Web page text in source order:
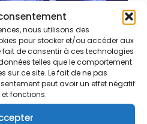
nous utilisons des
pour stocker et/ou accéder aux
de consentir à ces technologies
telles que le comportement
sur ce site. Le fait de ne pas
peut avoir un effet négatif
fonctions.